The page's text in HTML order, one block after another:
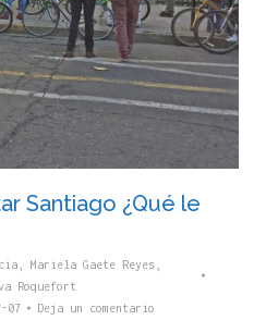
Santiago ¿Qué le
, Mariela Gaete Reyes,
Roquefort
07 Deja un comentario